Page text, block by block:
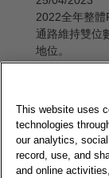
2022全年整
通路維持雙位
地位。
保健食品
商拓商機
This website uses
technologies
our analytics,
record, use, and
and online